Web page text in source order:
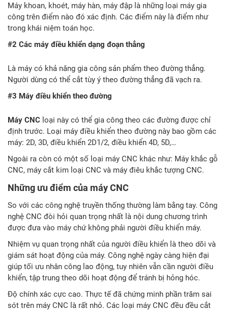
Máy khoan, khoét, máy hàn, máy đập là những loại máy gia
công trên điểm nào đó xác định. Các điểm này là điểm như
trong khái niệm toán học.
#2 Các máy điều khiển dạng đoạn thẳng
Là máy có khả năng gia công sản phẩm theo đường thẳng.
Người dùng có thể cắt tùy ý theo đường thẳng đã vạch ra.
#3 Máy điều khiển theo đường
Máy CNC loại này có thể gia công theo các đường được chỉ
định trước. Loại máy điều khiển theo đường này bao gồm các
máy: 2D, 3D, điều khiển 2D1/2, điều khiển 4D, 5D,…
Ngoài ra còn có một số loại máy CNC khác như: Máy khắc gỗ
CNC, máy cắt kim loại CNC và máy điêu khắc tượng CNC.
Những ưu điểm của máy CNC
So với các công nghệ truyền thống thường làm bằng tay. Công
nghệ CNC đòi hỏi quan trọng nhất là nội dung chương trình
được đưa vào máy chứ không phải người điều khiển máy.
Nhiệm vụ quan trọng nhất của người điều khiển là theo dõi và
giám sát hoạt động của máy. Công nghệ ngày càng hiện đại
giúp tối ưu nhân công lao động, tuy nhiên vẫn cần người điều
khiển, tập trung theo dõi hoạt động để tránh bị hỏng hóc.
Độ chính xác cực cao. Thực tế đã chứng minh phần trăm sai
sót trên máy CNC là rất nhỏ. Các loại máy CNC đều đều cắt